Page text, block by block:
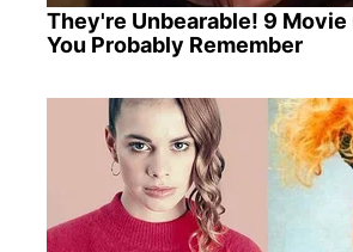
They're Unbearable! 9
You Probably Remember